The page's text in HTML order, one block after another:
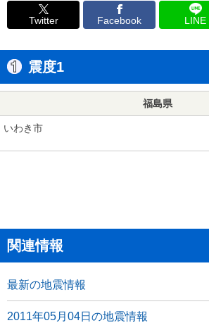
Twitter Facebook LINE
震度1
福島県
いわき市
関連情報
最新の地震情報
2011年05月04日の地震情報